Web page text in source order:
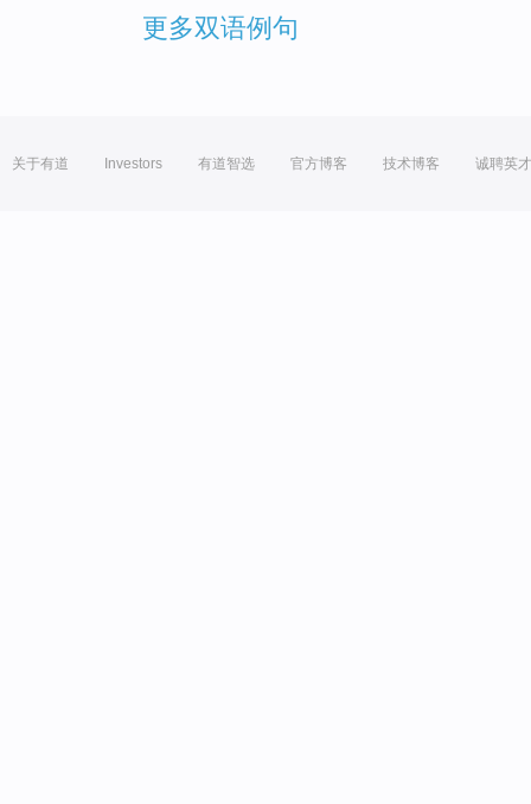
更多双语例句
关于有道 Investors 有道智选 官方博客 技术博客 诚聘英才